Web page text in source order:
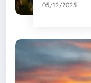
05/12/2025